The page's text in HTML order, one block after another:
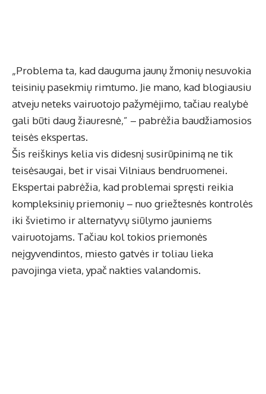
„Problema ta, kad dauguma jaunų žmonių nesuvokia
teisinių pasekmių rimtumo. Jie mano, kad blogiausiu
atveju neteks vairuotojo pažymėjimo, tačiau realybė
gali būti daug žiauresnė,” – pabrėžia baudžiamosios
teisės ekspertas.
Šis reiškinys kelia vis didesnį susirūpinimą ne tik
teisėsaugai, bet ir visai Vilniaus bendruomenei.
Ekspertai pabrėžia, kad problemai spręsti reikia
kompleksinių priemonių – nuo griežtesnės kontrolės
iki švietimo ir alternatyvų siūlymo jauniems
vairuotojams. Tačiau kol tokios priemonės
neįgyvendintos, miesto gatvės ir toliau lieka
pavojinga vieta, ypač nakties valandomis.